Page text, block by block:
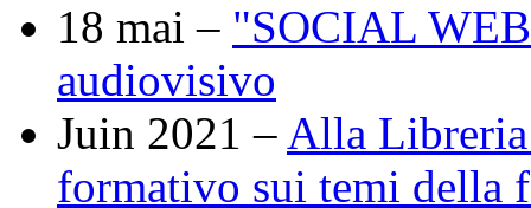
18 mai – "SOCIAL
audiovisivo
Juin 2021 – Alla Libreria
formativo sui temi della